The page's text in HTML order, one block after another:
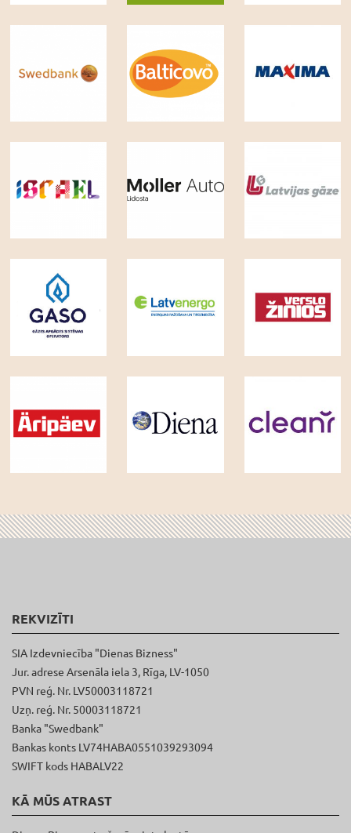
REKVIZĪTI
SIA Izdevniecība "Dienas Bizness"
Jur. adrese Arsenāla iela 3, Rīga, LV-1050
PVN reģ. Nr. LV50003118721
Uzņ. reģ. Nr. 50003118721
Banka "Swedbank"
Bankas konts LV74HABA0551039293094
SWIFT kods HABALV22
KĀ MŪS ATRAST